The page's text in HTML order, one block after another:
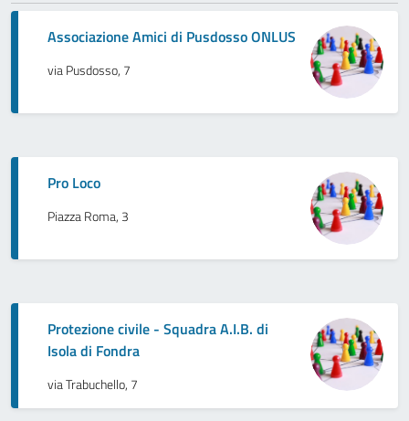
Associazione Amici di Pusdosso ONLUS
via Pusdosso, 7
Pro Loco
Piazza Roma, 3
Protezione civile - Squadra A.I.B. di
Isola di Fondra
via Trabuchello, 7